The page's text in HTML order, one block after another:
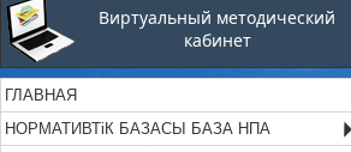
Виртуальный методический
кабинет
ГЛАВНАЯ
НОРМАТИВТіК БАЗАСЫ БАЗА НПА